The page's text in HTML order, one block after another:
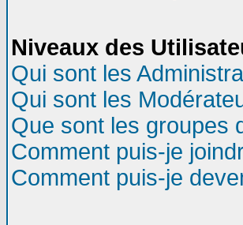
Niveaux des
Qui sont les
Qui sont les
Que sont les groupes
Comment puis-je
Comment puis-je